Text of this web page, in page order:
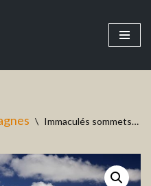
\ Immaculés sommets…